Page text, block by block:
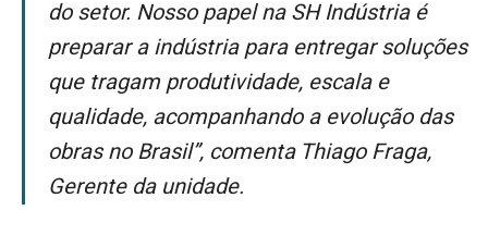
do setor. Nosso papel na SH Indústria é
preparar a indústria para entregar soluções
que tragam produtividade, escala e
qualidade, acompanhando a evolução das
obras no Brasil”, comenta Thiago Fraga,
Gerente da unidade.